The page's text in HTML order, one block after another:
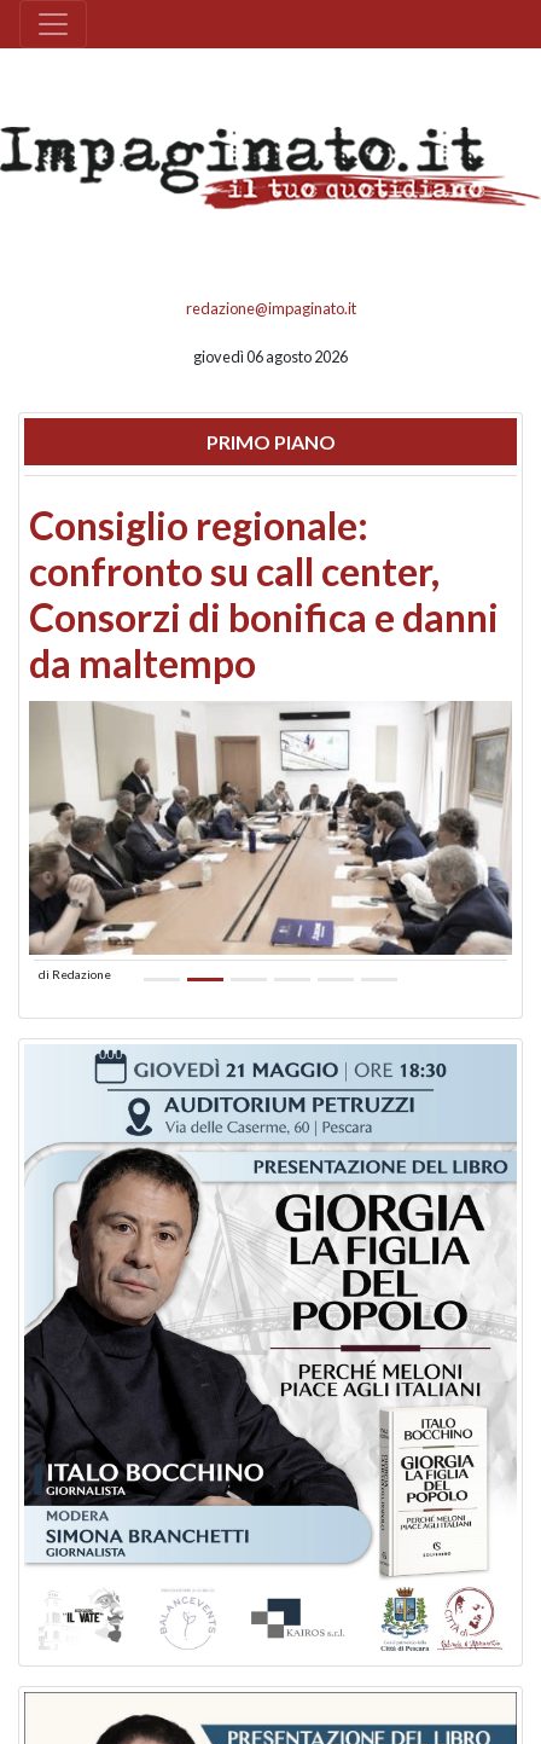
redazione@impaginato.it
giovedì 06 agosto 2026
PRIMO PIANO
Consiglio regionale:
confronto su call center,
Consorzi di bonifica e danni
da maltempo
di Redazione